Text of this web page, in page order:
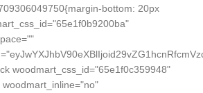
bottom: 20px
woodmart_css_id="65e1f0c359948"